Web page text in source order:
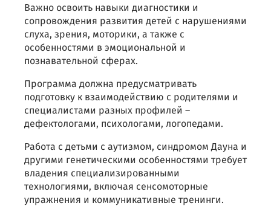
Важно освоить навыки диагностики и
сопровождения развития детей с нарушениями
слуха, зрения, моторики, а также с
особенностями в эмоциональной и
познавательной сферах.
Программа должна предусматривать
подготовку к взаимодействию с родителями и
специалистами разных профилей –
дефектологами, психологами, логопедами.
Работа с детьми с аутизмом, синдромом Дауна и
другими генетическими особенностями требует
владения специализированными
технологиями, включая сенсомоторные
упражнения и коммуникативные тренинги.